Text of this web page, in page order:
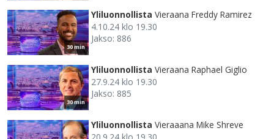
30 min
Yliluonnollista Vieraana Freddy Ramirez
4.10.24 klo 19.30
Jakso: 886
30 min
Yliluonnollista Vieraana Raphael Giglio
27.9.24 klo 19.30
Jakso: 885
Yliluonnollista Vieraaana Mike Shreve